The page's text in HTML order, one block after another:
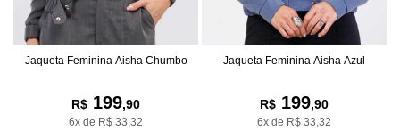
Jaqueta Feminina Aisha Chumbo
R$ 199,90
6x de R$ 33,32
Jaqueta Feminina Aisha Azul
R$ 199,90
6x de R$ 33,32